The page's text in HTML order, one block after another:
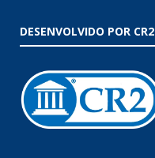
DESENVOLVIDO POR CR2